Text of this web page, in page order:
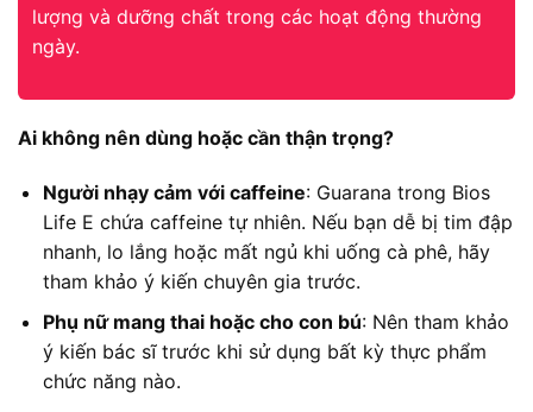
lượng và dưỡng chất trong các hoạt động thường
ngày.
Ai không nên dùng hoặc cần thận trọng?
Người nhạy cảm với caffeine: Guarana trong Bios
Life E chứa caffeine tự nhiên. Nếu bạn dễ bị tim đập
nhanh, lo lắng hoặc mất ngủ khi uống cà phê, hãy
tham khảo ý kiến chuyên gia trước.
Phụ nữ mang thai hoặc cho con bú: Nên tham khảo
ý kiến bác sĩ trước khi sử dụng bất kỳ thực phẩm
chức năng nào.